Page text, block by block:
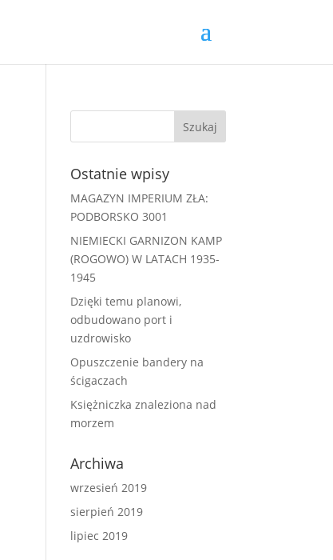
Ostatnie wpisy
MAGAZYN IMPERIUM ZŁA:
PODBORSKO 3001
NIEMIECKI GARNIZON KAMP
(ROGOWO) W LATACH 1935-
1945
Dzięki temu planowi,
odbudowano port i
uzdrowisko
Opuszczenie bandery na
ścigaczach
Księżniczka znaleziona nad
morzem
Archiwa
wrzesień 2019
sierpień 2019
lipiec 2019